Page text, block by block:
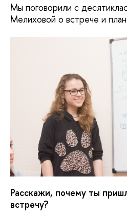
Мы поговорили с
Мелиховой о встрече и
Расскажи, почему ты
встречу?